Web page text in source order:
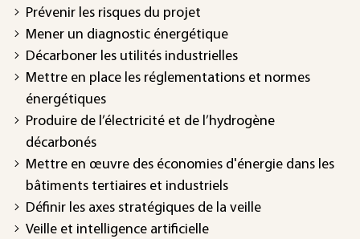
Prévenir les risques du projet
Mener un diagnostic énergétique
Décarboner les utilités industrielles
Mettre en place les réglementations et normes
énergétiques
Produire de l’électricité et de l’hydrogène
décarbonés
Mettre en œuvre des économies d'énergie dans les
bâtiments tertiaires et industriels
Définir les axes stratégiques de la veille
Veille et intelligence artificielle